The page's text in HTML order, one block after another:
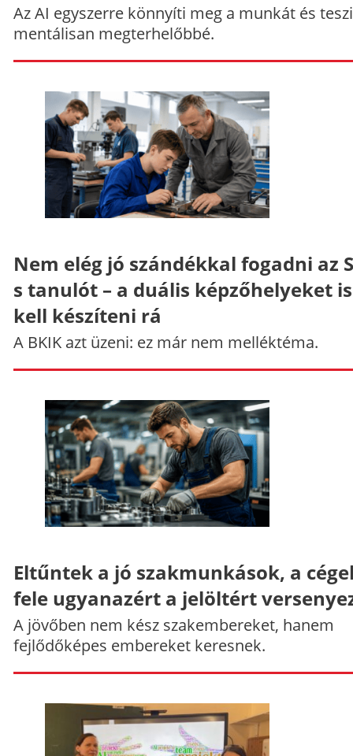
Az AI egyszerre könnyíti meg a munkát és
mentálisan megterhelőbbé.
Nem elég jó szándékkal fogadni az
s tanulót – a duális képzőhelyeket
kell készíteni rá
A BKIK azt üzeni: ez már nem melléktéma.
Eltűntek a jó szakmunkások, a
fele ugyanazért a jelöltért
A jövőben nem kész szakembereket, hanem
fejlődőképes embereket keresnek.